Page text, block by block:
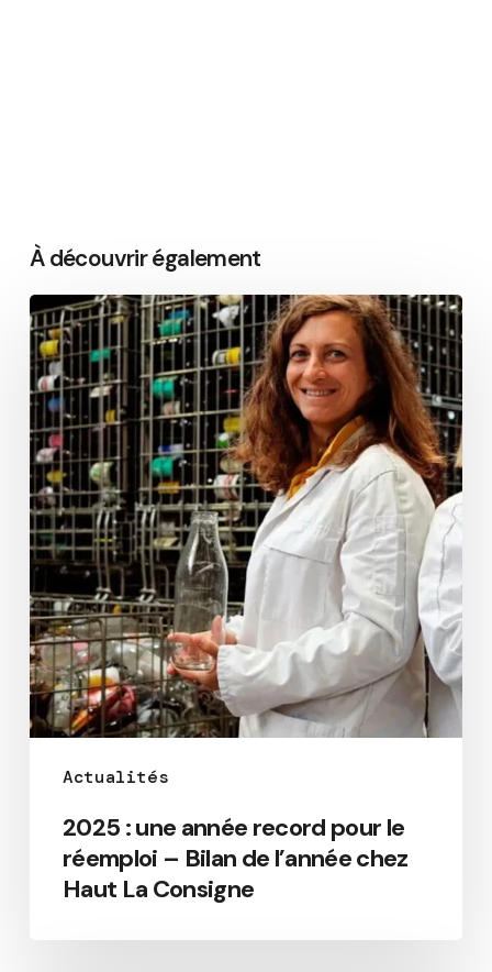
À découvrir également
Actualités
2025 : une année record pour le
réemploi – Bilan de l’année chez
Haut La Consigne